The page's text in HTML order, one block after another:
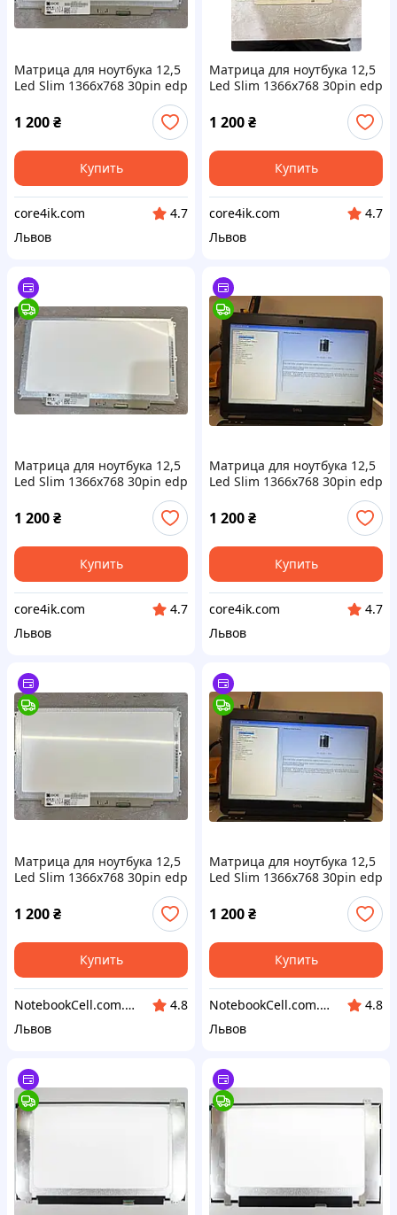
Матрица для ноутбука 12,5
Led Slim 1366x768 30pin edp
разъем справа внизу ушки
по бокам HB125WX1-100 б/у
1 200₴
Купить
core4ik.com
4.7
Львов
Матрица для ноутбука 12,5
Led Slim 1366x768 30pin edp
разъем справа внизу ушки
по бокам HB125WX1-100 б/у
1 200₴
Купить
core4ik.com
4.7
Львов
Матрица для ноутбука 12,5
Led Slim 1366x768 30pin edp
разъем справа внизу ушки
по бокам HB125WX1-100 б/у
1 200₴
Купить
core4ik.com
4.7
Львов
Матрица для ноутбука 12,5
Led Slim 1366x768 30pin edp
разъем справа внизу ушки
по бокам HB125WX1-100 б/у
1 200₴
Купить
core4ik.com
4.7
Львов
Матрица для ноутбука 12,5
Led Slim 1366x768 30pin edp
разъем справа внизу ушки
по бокам HB125WX1-100 б/у
1 200₴
Купить
NotebookCell.com.ua
4.8
Львов
Матрица для ноутбука 12,5
Led Slim 1366x768 30pin edp
разъем справа внизу ушки
по бокам HB125WX1-100 б/у
1 200₴
Купить
NotebookCell.com.ua
4.8
Львов